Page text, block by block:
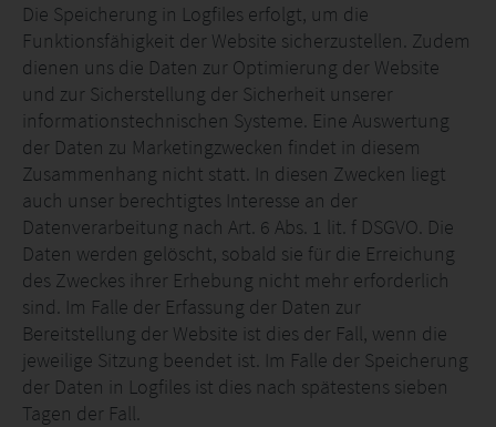
Die Speicherung in Logfiles erfolgt, um die
Funktionsfähigkeit der Website sicherzustellen. Zudem
dienen uns die Daten zur Optimierung der Website
und zur Sicherstellung der Sicherheit unserer
informationstechnischen Systeme. Eine Auswertung
der Daten zu Marketingzwecken findet in diesem
Zusammenhang nicht statt. In diesen Zwecken liegt
auch unser berechtigtes Interesse an der
Datenverarbeitung nach Art. 6 Abs. 1 lit. f DSGVO. Die
Daten werden gelöscht, sobald sie für die Erreichung
des Zweckes ihrer Erhebung nicht mehr erforderlich
sind. Im Falle der Erfassung der Daten zur
Bereitstellung der Website ist dies der Fall, wenn die
jeweilige Sitzung beendet ist. Im Falle der Speicherung
der Daten in Logfiles ist dies nach spätestens sieben
Tagen der Fall.